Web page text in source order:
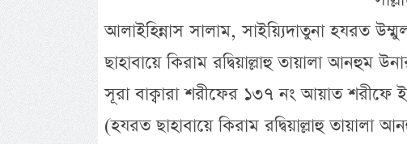
আলাইহিন্নাস সালাম, সাইয়্যিদাতুনা হযরত
ছাহাবায়ে কিরাম রদ্বিয়াল্লাহু তায়ালা আনহুম
সূরা বাক্বারা শরীফের ১৩৭ নং আয়াত
(হযরত ছাহাবায়ে কিরাম রদ্বিয়াল্লাহু